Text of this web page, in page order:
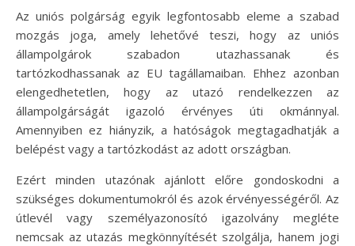
Az uniós polgárság egyik legfontosabb eleme a szabad
mozgás joga, amely lehetővé teszi, hogy az uniós
állampolgárok szabadon utazhassanak és
tartózkodhassanak az EU tagállamaiban. Ehhez azonban
elengedhetetlen, hogy az utazó rendelkezzen az
állampolgárságát igazoló érvényes úti okmánnyal.
Amennyiben ez hiányzik, a hatóságok megtagadhatják a
belépést vagy a tartózkodást az adott országban.
Ezért minden utazónak ajánlott előre gondoskodni a
szükséges dokumentumokról és azok érvényességéről. Az
útlevél vagy személyazonosító igazolvány megléte
nemcsak az utazás megkönnyítését szolgálja, hanem jogi